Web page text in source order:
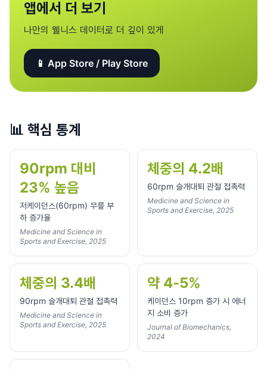
앱에서 더 보기
나만의 웰니스 데이터로 더 깊이 있게
📱 App Store / Play Store
📊 핵심 통계
90rpm 대비
23% 높음
저케이던스(60rpm) 무릎 부
하 증가율
Medicine and Science in
Sports and Exercise, 2025
체중의 4.2배
60rpm 슬개대퇴 관절 접촉력
Medicine and Science in
Sports and Exercise, 2025
체중의 3.4배
90rpm 슬개대퇴 관절 접촉력
Medicine and Science in
Sports and Exercise, 2025
약 4-5%
케이던스 10rpm 증가 시 에너
지 소비 증가
Journal of Biomechanics,
2024